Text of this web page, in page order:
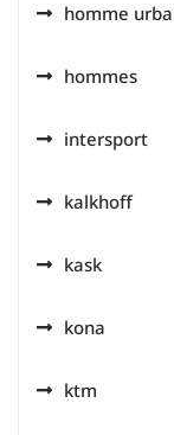
homme
hommes
intersport
kalkhoff
kask
kona
ktm